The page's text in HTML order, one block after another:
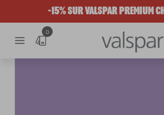
-15% SUR VALSPAR PREMIUM
0